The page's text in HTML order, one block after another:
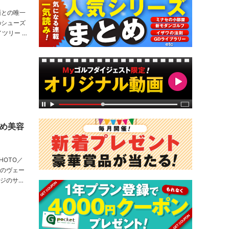
の唯一
ューズ
美容
のサク